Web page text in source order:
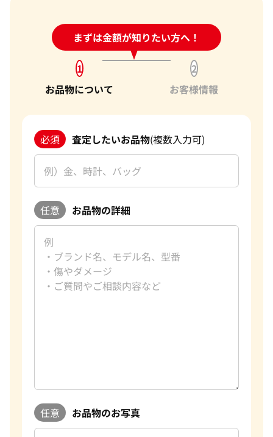
まずは金額が知りたい方へ！
24時間受付中!問い合わせフォーム
1
お品物について
2
お客様情報
必須 査定したいお品物(複数入力可)
任意 お品物の詳細
任意 お品物のお写真